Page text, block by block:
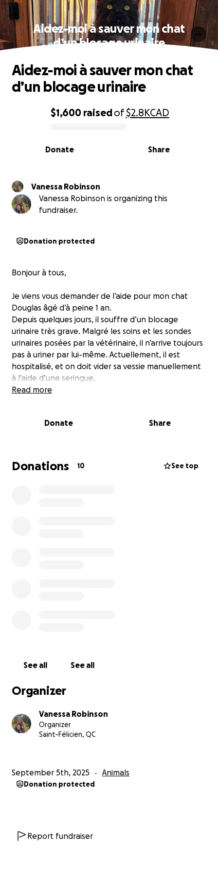
Aidez-moi à sauver mon chat
d’un blocage urinaire
0% complete
$1,600 raisedof$2.8KCAD
Share
Donate
Aidez-moi à sauver mon chat
d’un blocage urinaire
Vanessa Robinson
Vanessa Robinson is organizing this
fundraiser.
Donation protected
Bonjour à tous,
Je viens vous demander de l’aide pour mon chat
Douglas âgé d’à peine 1 an.
Depuis quelques jours, il souffre d’un blocage
urinaire très grave. Malgré les soins et les sondes
urinaires posées par la vétérinaire, il n’arrive toujours
pas à uriner par lui-même. Actuellement, il est
hospitalisé, et on doit vider sa vessie manuellement
à l’aide d’une seringue.
pour transformer son urètre, afin de lui permettre
J’ai déjà investi tout ce que je pouvais pour ses soins,
Read more
Donate Share
Donations 10 See top
See all See all
Organizer
Vanessa Robinson
Organizer
Saint-Félicien, QC
September 5th, 2025 Animals
Donation protected
Report fundraiser